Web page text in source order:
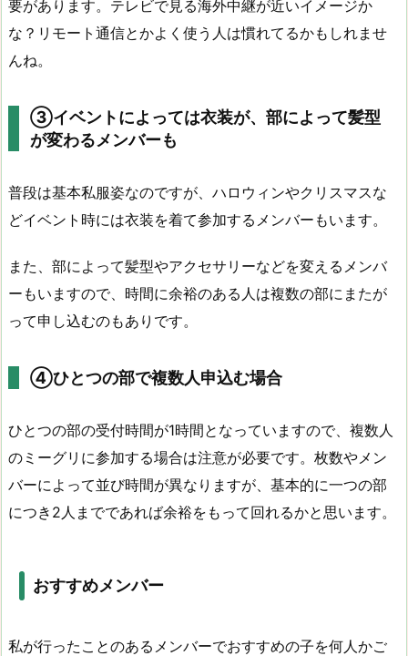
要があります。テレビで見る海外中継が近いイメージか
な？リモート通信とかよく使う人は慣れてるかもしれませ
んね。
③イベントによっては衣装が、部によって髪型
が変わるメンバーも
普段は基本私服姿なのですが、ハロウィンやクリスマスな
どイベント時には衣装を着て参加するメンバーもいます。
また、部によって髪型やアクセサリーなどを変えるメンバ
ーもいますので、時間に余裕のある人は複数の部にまたが
って申し込むのもありです。
④ひとつの部で複数人申込む場合
ひとつの部の受付時間が1時間となっていますので、複数人
のミーグリに参加する場合は注意が必要です。枚数やメン
バーによって並び時間が異なりますが、基本的に一つの部
につき2人までであれば余裕をもって回れるかと思います。
おすすめメンバー
私が行ったことのあるメンバーでおすすめの子を何人かご